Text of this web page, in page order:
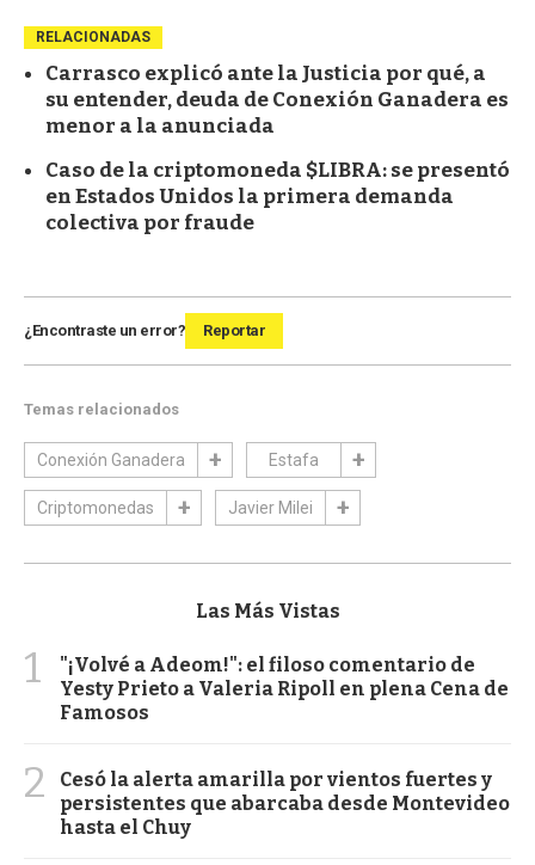
RELACIONADAS
Carrasco explicó ante la Justicia por qué, a
su entender, deuda de Conexión Ganadera es
menor a la anunciada
Caso de la criptomoneda $LIBRA: se presentó
en Estados Unidos la primera demanda
colectiva por fraude
¿Encontraste un error? Reportar
Temas relacionados
Conexión Ganadera Estafa
Criptomonedas Javier Milei
Las Más Vistas
1
"¡Volvé a Adeom!": el filoso comentario de
Yesty Prieto a Valeria Ripoll en plena Cena de
Famosos
2
Cesó la alerta amarilla por vientos fuertes y
persistentes que abarcaba desde Montevideo
hasta el Chuy